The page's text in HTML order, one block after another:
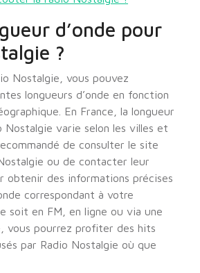
d’onde pour
?
Nostalgie, vous pouvez
longueurs d’onde en fonction
En France, la longueur
Nostalgie varie selon les villes et
de consulter le site
ou de contacter leur
obtenir des informations précises
correspondant à votre
soit en FM, en ligne ou via une
vous pourrez profiter des hits
par Radio Nostalgie où que